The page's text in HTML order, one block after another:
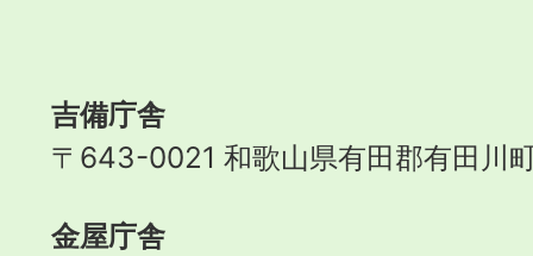
吉備庁舎
〒643-0021 和歌山県有田郡有田川
金屋庁舎